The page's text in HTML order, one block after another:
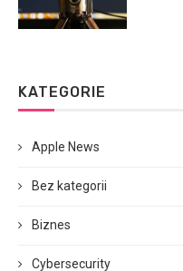
KATEGORIE
Apple News
Bez kategorii
Biznes
Cybersecurity